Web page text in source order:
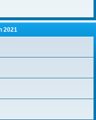
2021